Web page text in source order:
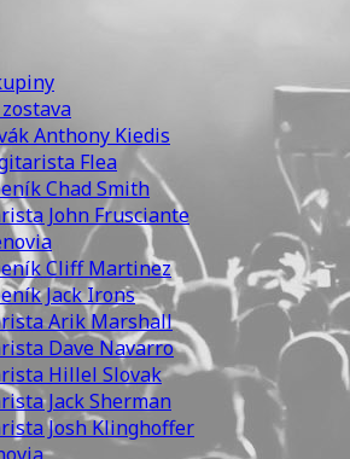
Anthony Kiedis
Flea
Chad Smith
John Frusciante
Cliff Martinez
Jack Irons
Arik Marshall
Dave Navarro
Hillel Slovak
Jack Sherman
Josh Klinghoffer